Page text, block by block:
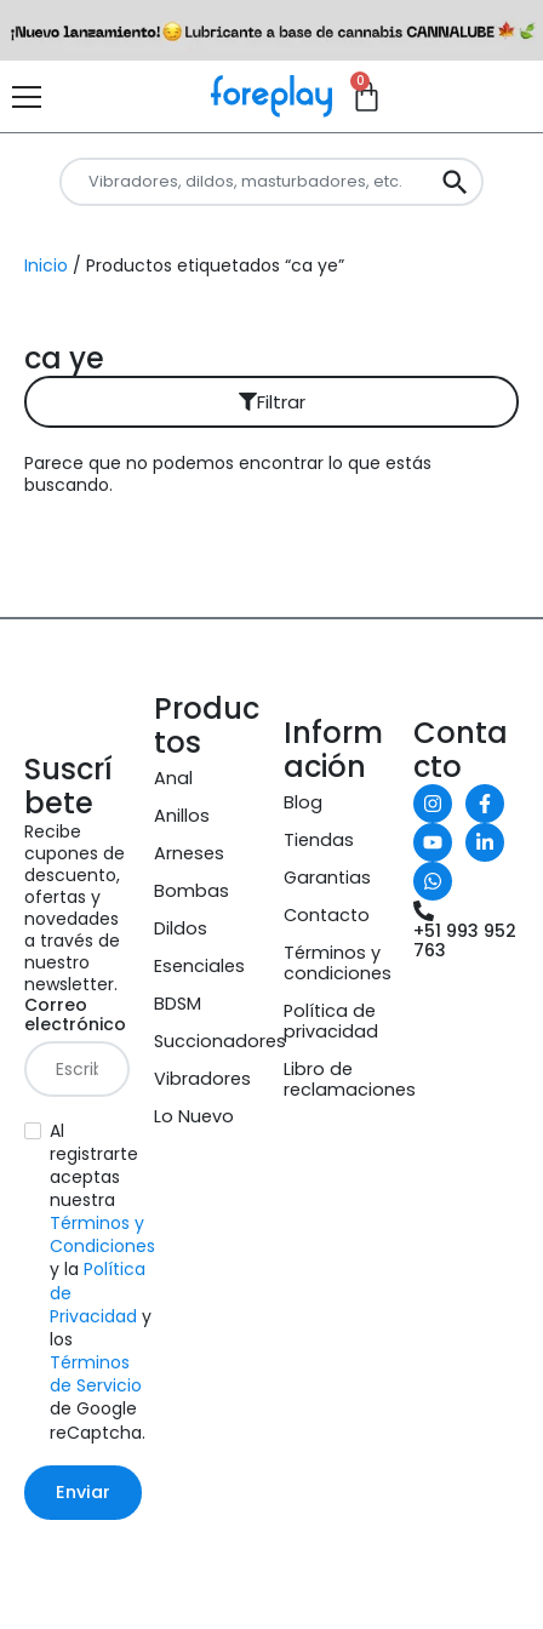
0
Inicio / Productos etiquetados “ca ye”
ca ye
Filtrar
Reiniciar filtros
Parece que no podemos encontrar lo que estás
buscando.
Suscrí
bete
Recibe
cupones de
descuento,
ofertas y
novedades
a través de
nuestro
newsletter.
Correo
electrónico
Al
registrarte
aceptas
nuestra
Términos y
Condiciones
y la Política
de
Privacidad y
los
Términos
de Servicio
de Google
reCaptcha.
Enviar
Produc
tos
Anal
Anillos
Arneses
Bombas
Dildos
Esenciales
BDSM
Succionadores
Vibradores
Lo Nuevo
Inform
ación
Blog
Tiendas
Garantias
Contacto
Términos y
condiciones
Política de
privacidad
Libro de
reclamaciones
Conta
cto
+51 993 952
763